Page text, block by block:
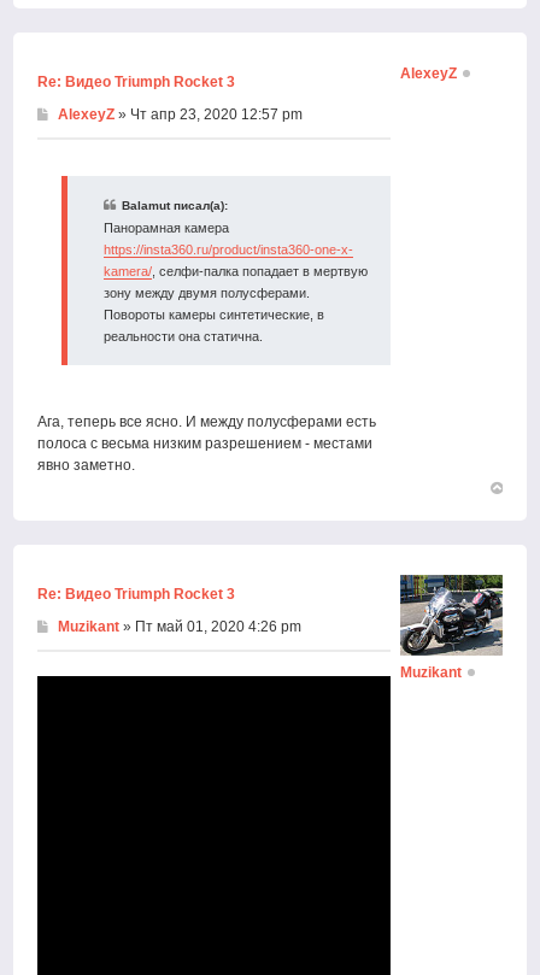
Re: Видео Triumph Rocket 3
AlexeyZ » Чт апр 23, 2020 12:57 pm
Balamut писал(а):
Панорамная камера
https://insta360.ru/product/insta360-one-x-
kamera/ , селфи-палка попадает в мертвую
зону между двумя полусферами.
Повороты камеры синтетические, в
реальности она статична.
Ага, теперь все ясно. И между полусферами есть
полоса с весьма низким разрешением - местами
явно заметно.
AlexeyZ
Re: Видео Triumph Rocket 3
Muzikant » Пт май 01, 2020 4:26 pm
Muzikant